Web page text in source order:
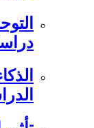
الدراسي , 6